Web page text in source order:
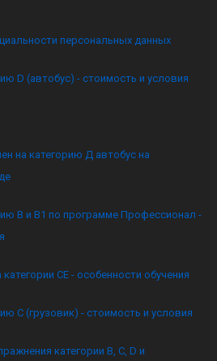
персональных данных
D (автобус) - стоимость и условия
на категорию Д автобус на
B и B1 по программе Профессионал -
CE - особенности обучения
C (грузовик) - стоимость и условия
категории B, C, D и